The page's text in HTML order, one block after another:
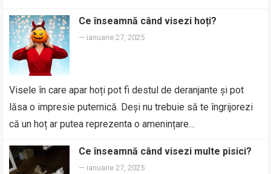
Ce înseamnă când visezi hoți?
— ianuarie 27, 2025
Visele în care apar hoți pot fi destul de deranjante și pot
lăsa o impresie puternică. Deși nu trebuie să te îngrijorezi
că un hoț ar putea reprezenta o amenințare…
Ce înseamnă când visezi multe pisici?
— ianuarie 27, 2025